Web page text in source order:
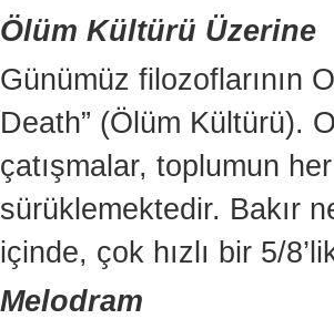
Ölüm Kültürü Üzerine
Günümüz filozoflarının
Death” (Ölüm Kültürü).
çatışmalar, toplumun
sürüklemektedir. Bakır
içinde, çok hızlı bir 5/
Melodram